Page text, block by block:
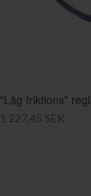
"Låg friktions"
1 227,45 SEK